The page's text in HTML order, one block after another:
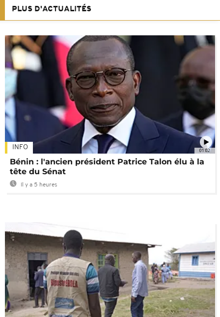
PLUS D'ACTUALITÉS
01:02
INFO
Bénin : l'ancien président Patrice Talon élu à la
tête du Sénat
Il y a 5 heures